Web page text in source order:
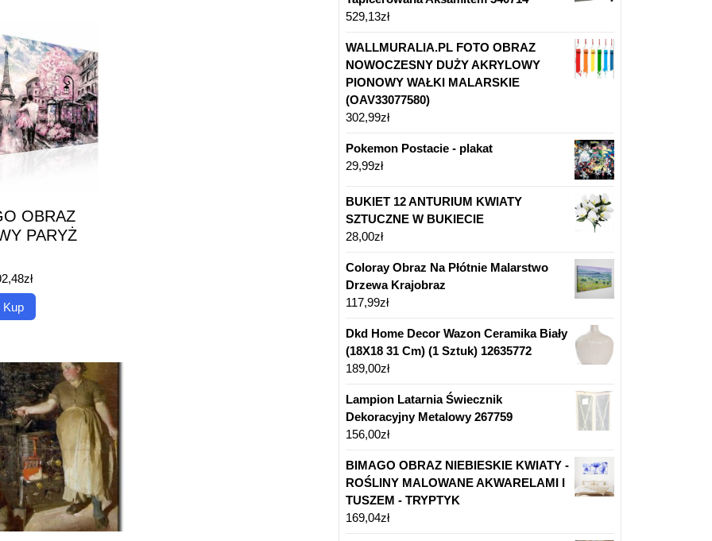
OBRAZ
PARYŻ
zł
Kup
529,13zł
WALLMURALIA.PL FOTO OBRAZ
NOWOCZESNY DUŻY AKRYLOWY
PIONOWY WAŁKI MALARSKIE
(OAV33077580)
302,99zł
Pokemon Postacie - plakat
29,99zł
BUKIET 12 ANTURIUM KWIATY
SZTUCZNE W BUKIECIE
28,00zł
Coloray Obraz Na Płótnie Malarstwo
Drzewa Krajobraz
117,99zł
Dkd Home Decor Wazon Ceramika Biały
(18X18 31 Cm) (1 Sztuk) 12635772
189,00zł
Lampion Latarnia Świecznik
Dekoracyjny Metalowy 267759
156,00zł
BIMAGO OBRAZ NIEBIESKIE KWIATY -
ROŚLINY MALOWANE AKWARELAMI I
TUSZEM - TRYPTYK
169,04zł